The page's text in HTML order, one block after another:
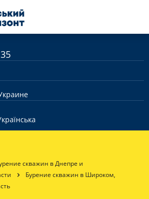
скважин в Днепре и
Бурение скважин в Широком,